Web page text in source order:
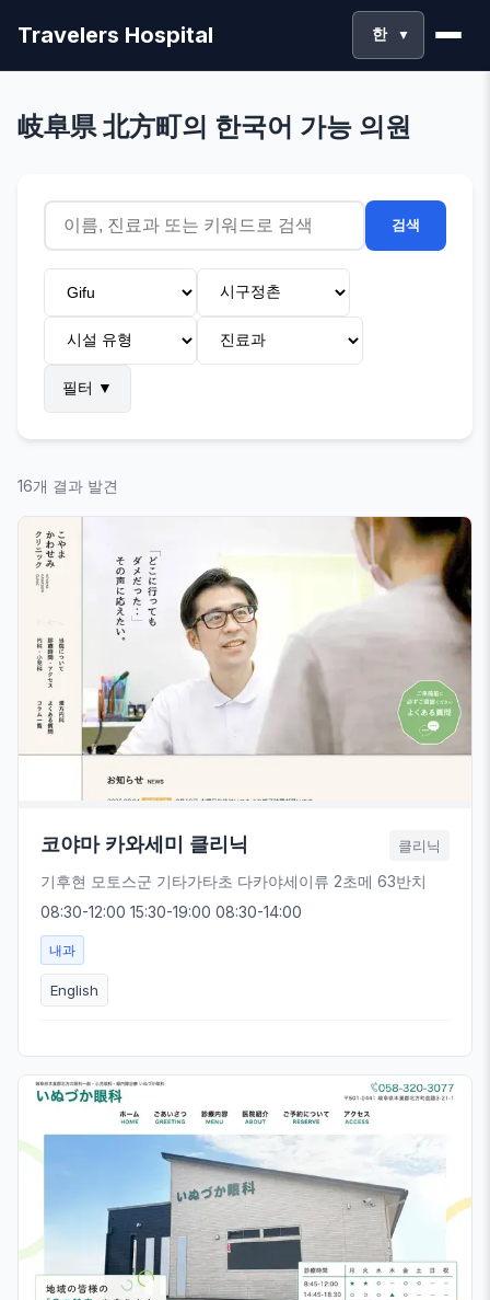
Travelers Hospital 한 ▼
岐阜県 北方町의 한국어 가능 의원
검색
필터 ▼
16개 결과 발견
코야마 카와세미 클리닉 클리닉
기후현 모토스군 기타가타초 다카야세이류 2초메 63반치
08:30-12:00 15:30-19:00 08:30-14:00
내과
English